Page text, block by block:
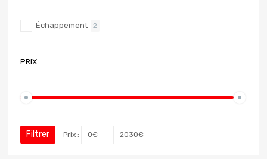
Échappement 2
PRIX
Filtrer Prix : 0€ — 2030€